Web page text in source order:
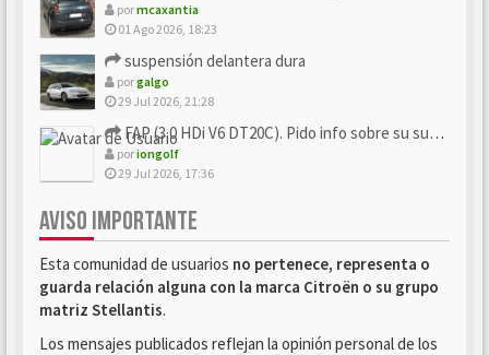
pormcaxantia
01 Ago 2026, 18:23
suspensión delantera dura
porgalgo
29 Jul 2026, 21:28
FAP (3.0 HDi V6 DT20C). Pido info sobre su sustitución
poriongolf
29 Jul 2026, 17:36
AVISO IMPORTANTE
Esta comunidad de usuarios no pertenece, representa o
guarda relación alguna con la marca Citroën o su grupo
matriz Stellantis.
Los mensajes publicados reflejan la opinión personal de los